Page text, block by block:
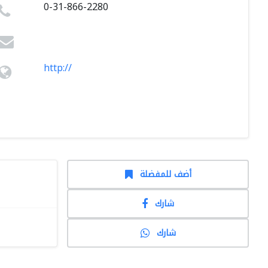
0-31-866-2280
http://
أضف للمفضلة
شارك
شارك